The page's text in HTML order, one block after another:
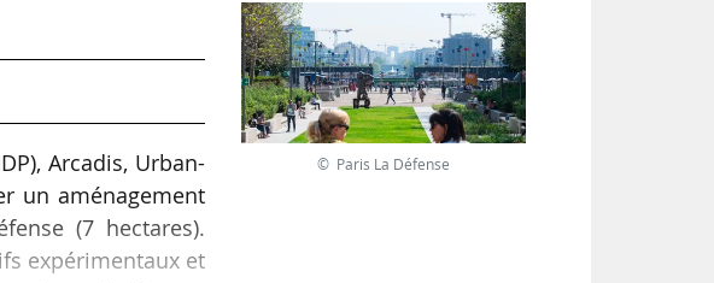
Arcadis, Urban-
un aménagement
(7 hectares).
expérimentaux et
© Paris La Défense